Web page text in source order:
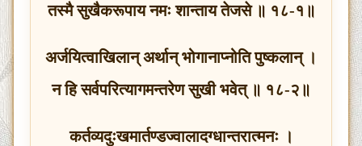
तस्मै सुखैकरूपाय नमः शान्ताय तेजसे ॥ १८-१॥
अर्जयित्वाखिलान् अर्थान् भोगानाप्नोति पुष्कलान् ।
न हि सर्वपरित्यागमन्तरेण सुखी भवेत् ॥ १८-२॥
कर्तव्यदुःखमार्तण्डज्वालादग्धान्तरात्मनः ।